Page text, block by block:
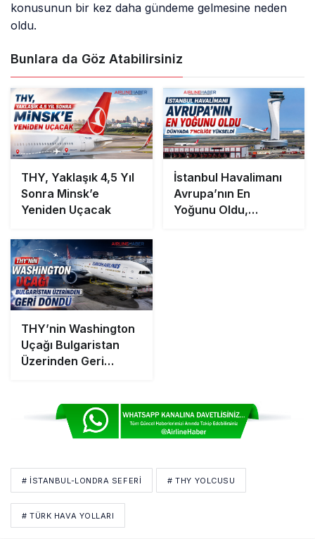
konusunun bir kez daha gündeme gelmesine neden
oldu.
Bunlara da Göz Atabilirsiniz
THY, Yaklaşık 4,5 Yıl
Sonra Minsk’e
Yeniden Uçacak
İstanbul Havalimanı
Avrupa’nın En
Yoğunu Oldu,
THY’nin Washington
Uçağı Bulgaristan
Üzerinden Geri
# İSTANBUL-LONDRA SEFERI # THY YOLCUSU
# TÜRK HAVA YOLLARI